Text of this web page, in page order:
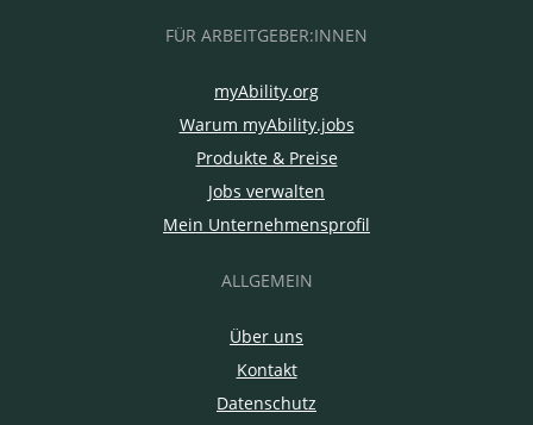
FÜR ARBEITGEBER:INNEN
myAbility.org
Warum myAbility.jobs
Produkte & Preise
Jobs verwalten
Mein Unternehmensprofil
ALLGEMEIN
Über uns
Kontakt
Datenschutz